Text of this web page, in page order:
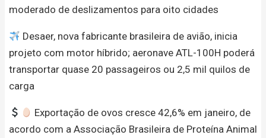
moderado de deslizamentos para oito cidades
Desaer, nova fabricante brasileira de avião, inicia
projeto com motor híbrido; aeronave ATL-100H poderá
transportar quase 20 passageiros ou 2,5 mil quilos de
carga
Exportação de ovos cresce 42,6% em janeiro, de
acordo com a Associação Brasileira de Proteína Animal